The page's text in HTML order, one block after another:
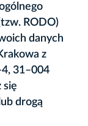
RODO)
danych
z
31–004
się
drogą